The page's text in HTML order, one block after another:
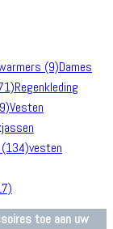
(9)Dames
Regenkleding
Vesten
(134)vesten
toe aan uw